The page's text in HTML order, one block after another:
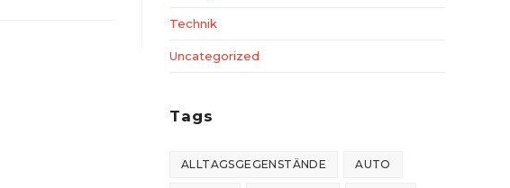
Technik
Uncategorized
Tags
ALLTAGSGEGENSTÄNDE AUTO